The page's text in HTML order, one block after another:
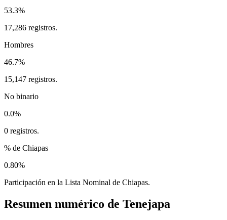
53.3%
17,286 registros.
Hombres
46.7%
15,147 registros.
No binario
0.0%
0 registros.
% de Chiapas
0.80%
Participación en la Lista Nominal de Chiapas.
Resumen numérico de Tenejapa